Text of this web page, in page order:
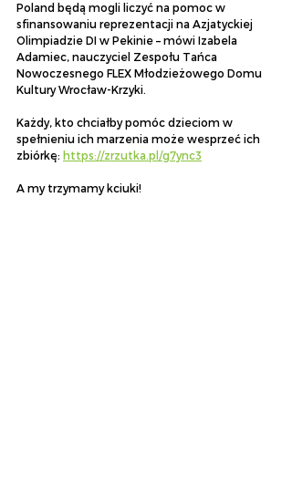
Poland będą mogli liczyć na pomoc w
sfinansowaniu reprezentacji na Azjatyckiej
Olimpiadzie DI w Pekinie – mówi Izabela
Adamiec, nauczyciel Zespołu Tańca
Nowoczesnego FLEX Młodzieżowego Domu
Kultury Wrocław-Krzyki.
Każdy, kto chciałby pomóc dzieciom w
spełnieniu ich marzenia może wesprzeć ich
zbiórkę: https://zrzutka.pl/g7ync3
A my trzymamy kciuki!